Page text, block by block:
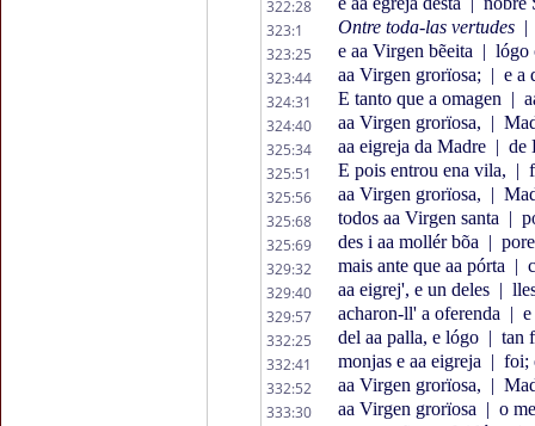
322:28
323:1
Ontre toda-las vertudes |
323:25
e aa Virgen bẽeita | lógo
323:44
aa Virgen grorïosa; | e a
324:31
E tanto que a omagen |
324:40
aa Virgen grorïosa, |
325:34
aa eigreja da Madre | de
325:51
E pois entrou ena vila, |
325:56
aa Virgen grorïosa, |
325:68
todos aa Virgen santa |
325:69
des i aa mollér bõa |
329:32
mais ante que aa pórta |
329:40
aa eigrej', e un deles |
329:57
acharon-ll' a oferenda |
332:25
del aa palla, e lógo | tan
332:41
monjas e aa eigreja | foi;
332:52
aa Virgen grorïosa, |
333:30
aa Virgen grorïosa | o